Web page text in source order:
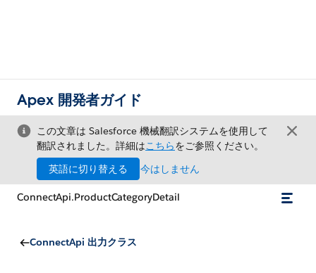
Apex 開発者ガイド
この文章は Salesforce 機械翻訳システムを使用して
翻訳されました。詳細はこちらをご参照ください。
英語に切り替える
今はしません
ConnectApi.ProductCategoryDetail
ConnectApi 出力クラス